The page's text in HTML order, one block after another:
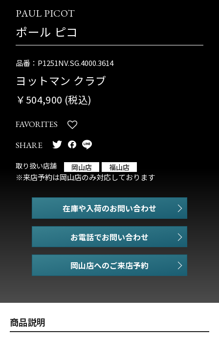
PAUL PICOT
ポール ピコ
品番：P1251NV.SG.4000.3614
ヨットマン クラブ
￥504,900 (税込)
FAVORITES
SHARE
取り扱い店舗 岡山店 福山店
※来店予約は岡山店のみ対応しております
在庫や入荷のお問い合わせ
お電話でお問い合わせ
商品説明